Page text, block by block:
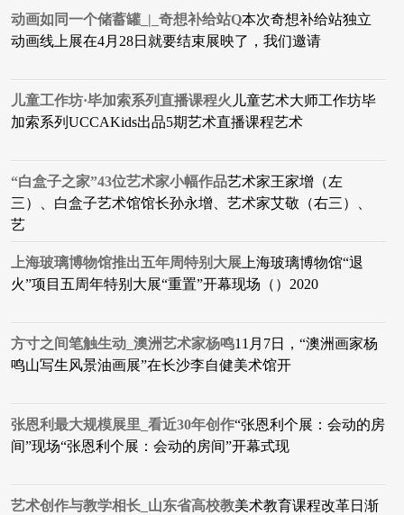
动画如同一个储蓄罐_|_奇想补给站Q本次奇想补给站独立
动画线上展在4月28日就要结束展映了，我们邀请
儿童工作坊·毕加索系列直播课程火 儿童艺术大师工作坊毕
加索系列UCCAKids出品5期艺术直播课程艺术
“白盒子之家”43位艺术家小幅作品艺术家王家增（左
三）、白盒子艺术馆馆长孙永增、艺术家艾敬（右三）、
艺
上海玻璃博物馆推出五年周特别大展 上海玻璃博物馆“退
火”项目五周年特别大展“重置”开幕现场（）2020
方寸之间笔触生动_澳洲艺术家杨鸣11月7日，“澳洲画家杨
鸣山写生风景油画展”在长沙李自健美术馆开
张恩利最大规模展里_看近30年创作“张恩利个展：会动的房
间”现场“张恩利个展：会动的房间”开幕式现
艺术创作与教学相长_山东省高校教美术教育课程改革日渐